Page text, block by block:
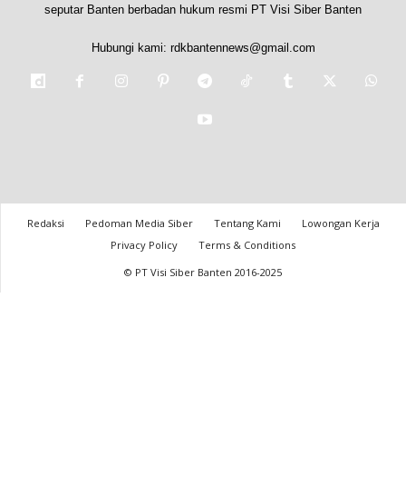
seputar Banten berbadan hukum resmi PT Visi Siber Banten
Hubungi kami: rdkbantennews@gmail.com
Redaksi Pedoman Media Siber Tentang Kami
Lowongan Kerja
Privacy Policy
Terms & Conditions
© PT Visi Siber Banten 2016-2025